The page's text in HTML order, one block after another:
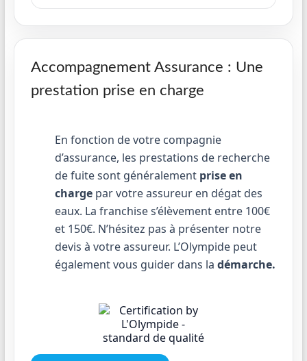
Accompagnement Assurance : Une
prestation prise en charge
En fonction de votre compagnie
d’assurance, les prestations de recherche
de fuite sont généralement prise en
chargepar votre assureur en dégat des
eaux. La franchise s’élèvement entre 100€
et 150€. N’hésitez pas à présenter notre
devis à votre assureur. L’Olympide peut
également vous guider dans la démarche.